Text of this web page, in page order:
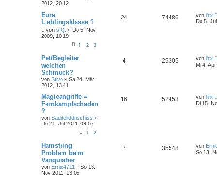
2012, 20:12
Eure
Lieblingsklasse ?
von sIQ. » Do 5. Nov
2009, 10:19
1 2 3
24 74486 von frx
Do 5.
Pet/Begleiter
welchen
Schmuck?
von Stivo » Sa 24. Mär
2012, 13:41
4 29305 von frx
Mi 4.
Magieangriffe =
Fernkampfschaden
?
von Saddeliddnschissl »
Do 21. Jul 2011, 09:57
1 2
16 52453 von frx
Di 15.
Hamstring
Problem beim
Vanquisher
von Ernie4711 » So 13.
Nov 2011, 13:05
7 35548 von
So 13.